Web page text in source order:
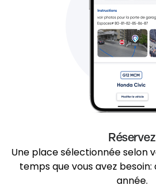
Réservez
Une place sélectionnée selon
temps que vous avez besoin:
année.